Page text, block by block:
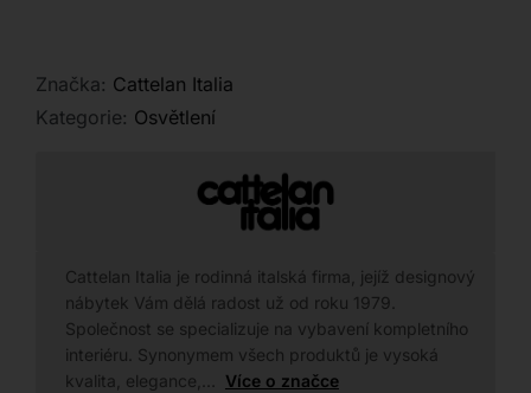
Značka: Cattelan Italia
Kategorie: Osvětlení
Cattelan Italia je rodinná italská firma, jejíž designový
nábytek Vám dělá radost už od roku 1979.
Společnost se specializuje na vybavení kompletního
interiéru. Synonymem všech produktů je vysoká
kvalita, elegance,… Více o značce